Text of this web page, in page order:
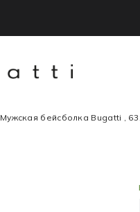
Мужская бейсболка Bugatti ,